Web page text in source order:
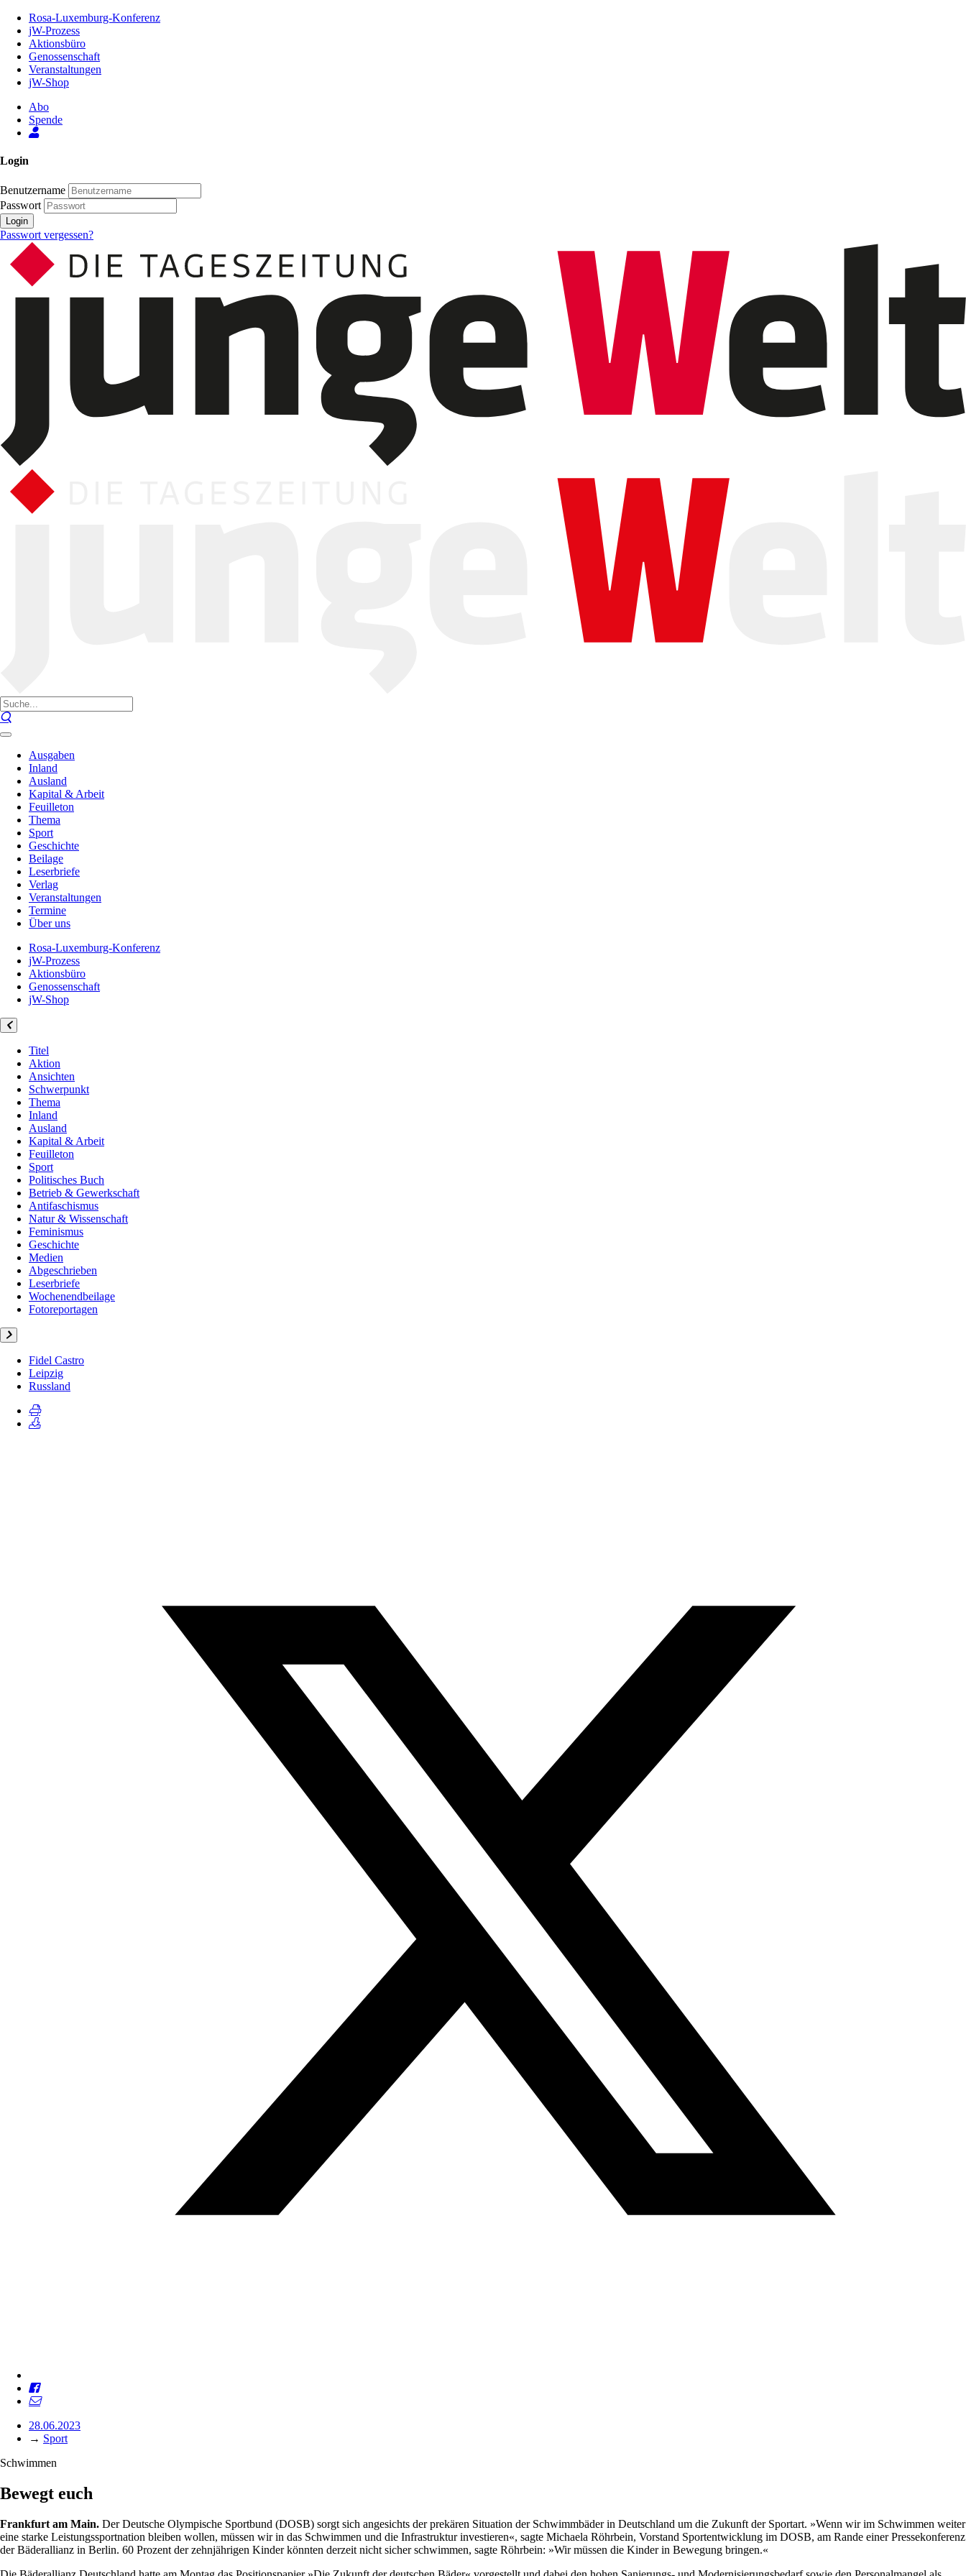
Inhalt
Seite
Rosa-Luxemburg-Konferenz
jW-Prozess
Aktionsbüro
Genossenschaft
Veranstaltungen
jW-Shop
Abo
Spende
Login
Benutzername
Passwort
Login
Passwort vergessen?
Ausgaben
Inland
Ausland
Kapital & Arbeit
Feuilleton
Thema
Sport
Geschichte
Beilage
Leserbriefe
Verlag
Veranstaltungen
Termine
Über uns
Rosa-Luxemburg-Konferenz
jW-Prozess
Aktionsbüro
Genossenschaft
jW-Shop
Titel
Aktion
Ansichten
Schwerpunkt
Thema
Inland
Ausland
Kapital & Arbeit
Feuilleton
Sport
Politisches Buch
Betrieb & Gewerkschaft
Antifaschismus
Natur & Wissenschaft
Feminismus
Geschichte
Medien
Abgeschrieben
Leserbriefe
Wochenendbeilage
Fotoreportagen
Fidel Castro
Leipzig
Russland
28.06.2023
→ Sport
Schwimmen
Bewegt euch
Frankfurt am Main. Der Deutsche Olympische Sportbund (DOSB) sorgt sich angesichts der prekären Situation der Schwimmbäder in Deutschland um die Zukunft der Sportart. »Wenn wir im Schwimmen weiter
eine starke Leistungssportnation bleiben wollen, müssen wir in das Schwimmen und die Infrastruktur investieren«, sagte Michaela Röhrbein, Vorstand Sportentwicklung im DOSB, am Rande einer Pressekonferenz
der Bäderallianz in Berlin. 60 Prozent der zehnjährigen Kinder könnten derzeit nicht sicher schwimmen, sagte Röhrbein: »Wir müssen die Kinder in Bewegung bringen.«